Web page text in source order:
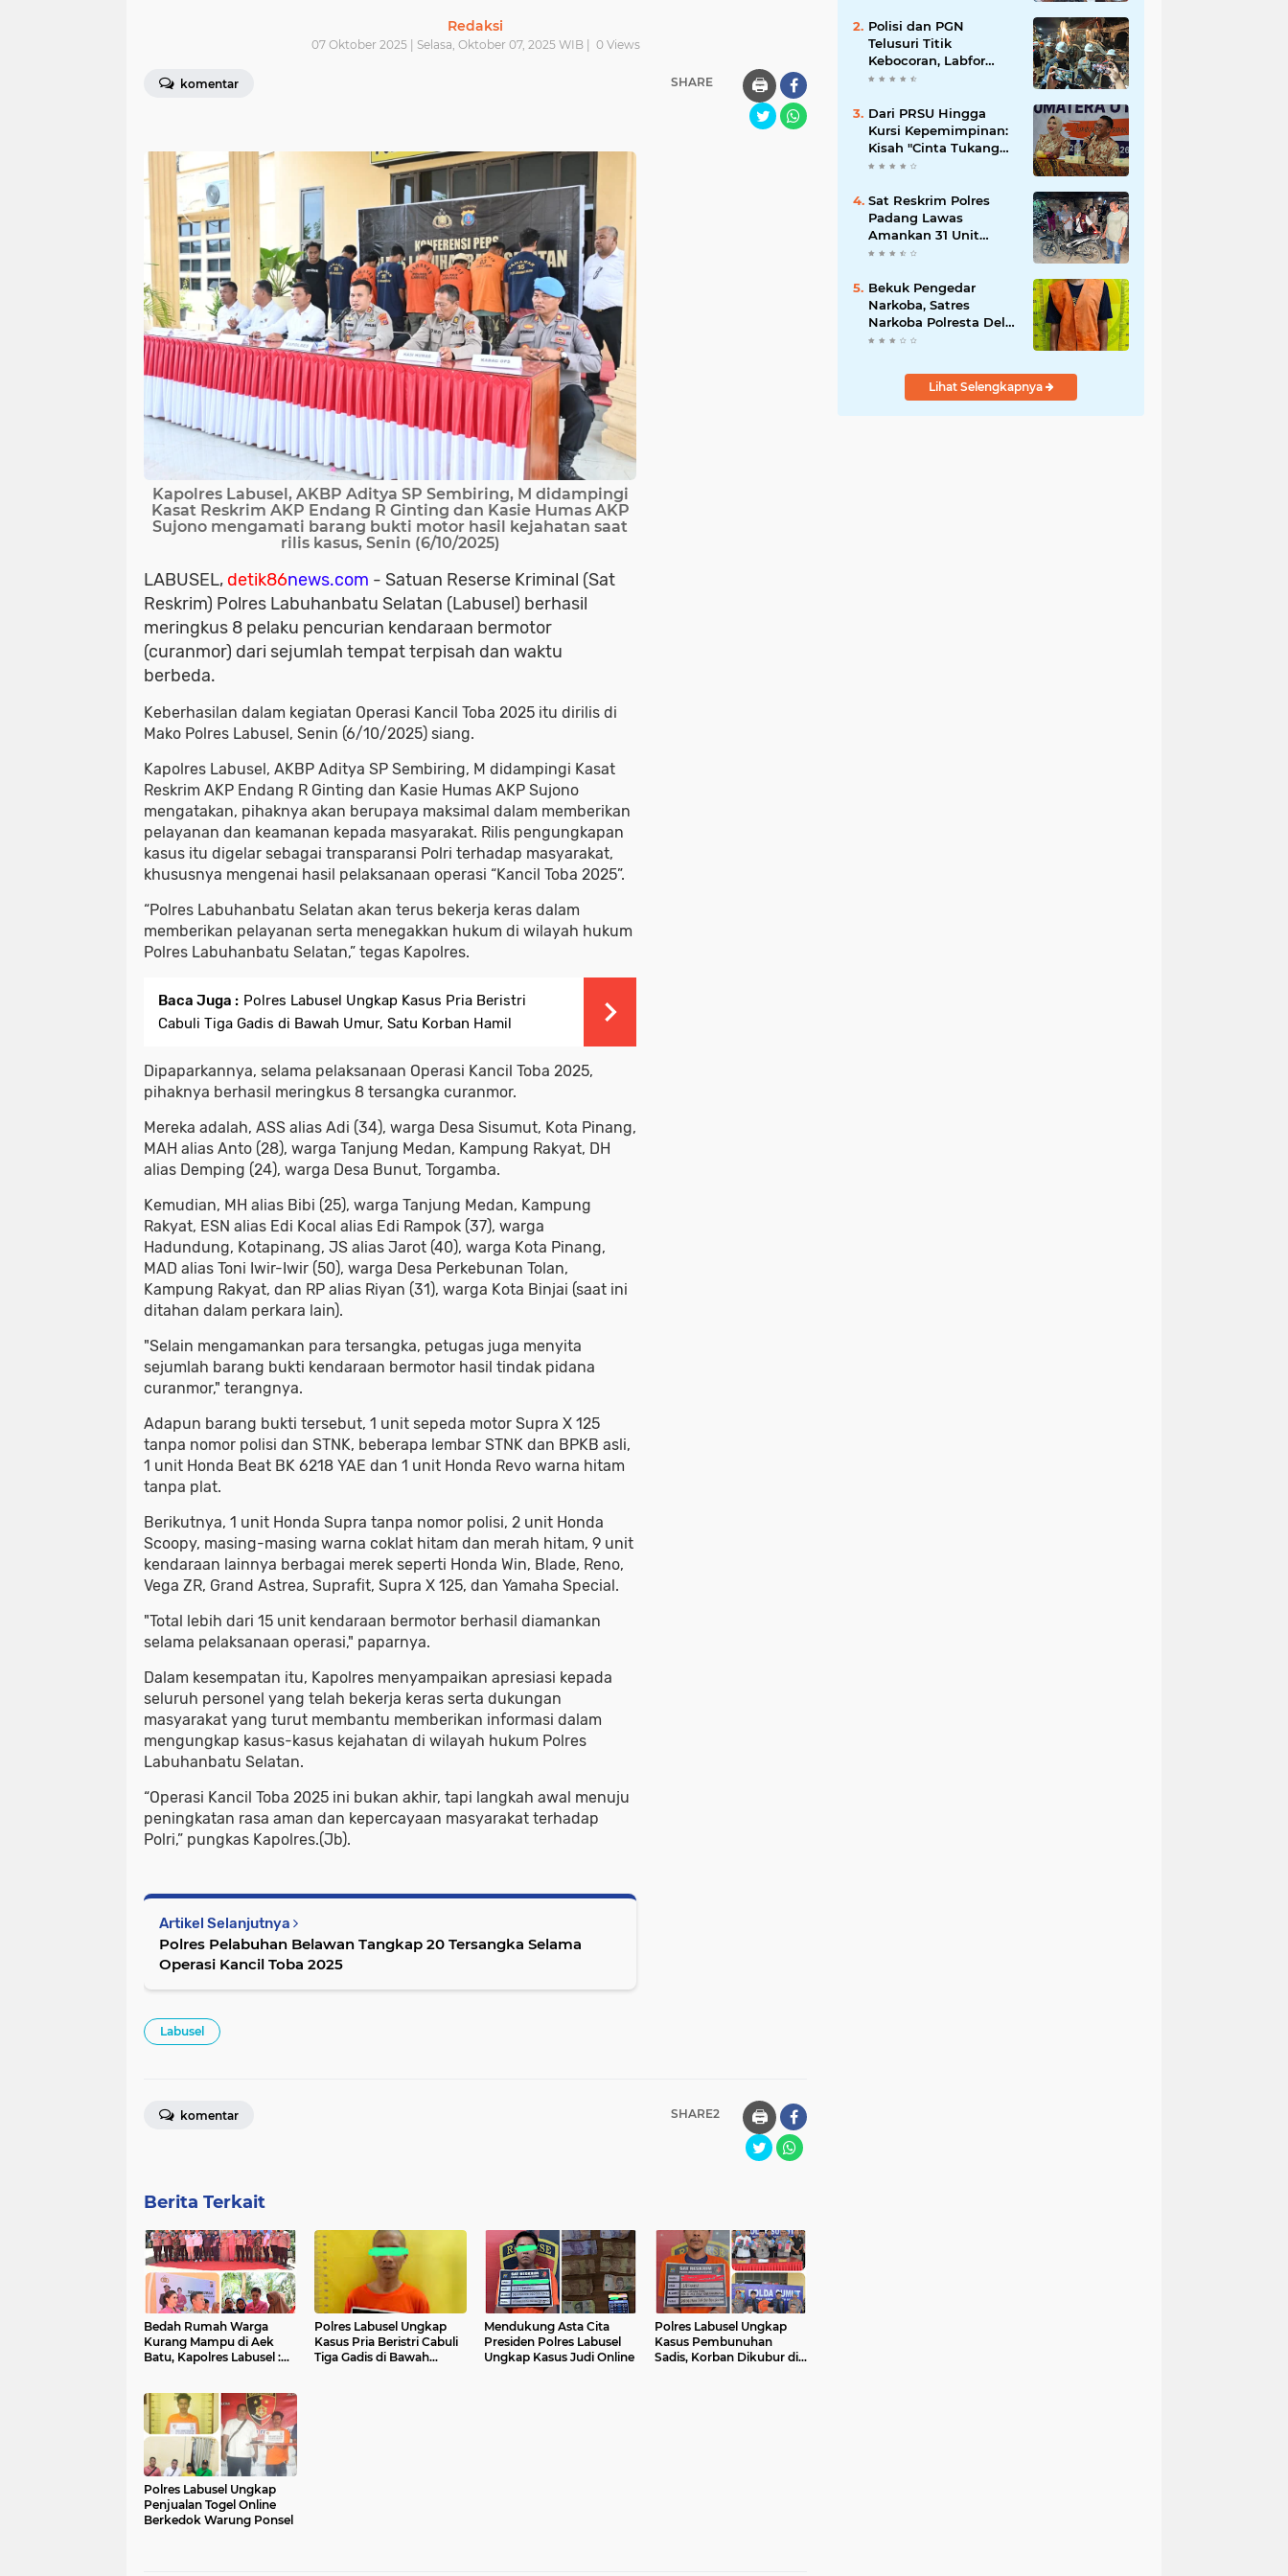
Redaksi
07 Oktober 2025 | Selasa, Oktober 07, 2025 WIB | 0Views
komentar SHARE 🖨️
Kapolres Labusel, AKBP Aditya SP Sembiring, M didampingi
Kasat Reskrim AKP Endang R Ginting dan Kasie Humas AKP
Sujono mengamati barang bukti motor hasil kejahatan saat
rilis kasus, Senin (6/10/2025)
LABUSEL, detik86news.com - Satuan Reserse Kriminal (Sat
Reskrim) Polres Labuhanbatu Selatan (Labusel) berhasil
meringkus 8 pelaku pencurian kendaraan bermotor
(curanmor) dari sejumlah tempat terpisah dan waktu
berbeda.
Keberhasilan dalam kegiatan Operasi Kancil Toba 2025 itu dirilis di
Mako Polres Labusel, Senin (6/10/2025) siang.
Kapolres Labusel, AKBP Aditya SP Sembiring, M didampingi Kasat
Reskrim AKP Endang R Ginting dan Kasie Humas AKP Sujono
mengatakan, pihaknya akan berupaya maksimal dalam memberikan
pelayanan dan keamanan kepada masyarakat. Rilis pengungkapan
kasus itu digelar sebagai transparansi Polri terhadap masyarakat,
khususnya mengenai hasil pelaksanaan operasi “Kancil Toba 2025”.
“Polres Labuhanbatu Selatan akan terus bekerja keras dalam
memberikan pelayanan serta menegakkan hukum di wilayah hukum
Polres Labuhanbatu Selatan,” tegas Kapolres.
Baca Juga : Polres Labusel Ungkap Kasus Pria Beristri
Cabuli Tiga Gadis di Bawah Umur, Satu Korban Hamil
Dipaparkannya, selama pelaksanaan Operasi Kancil Toba 2025,
pihaknya berhasil meringkus 8 tersangka curanmor.
Mereka adalah, ASS alias Adi (34), warga Desa Sisumut, Kota Pinang,
MAH alias Anto (28), warga Tanjung Medan, Kampung Rakyat, DH
alias Demping (24), warga Desa Bunut, Torgamba.
Kemudian, MH alias Bibi (25), warga Tanjung Medan, Kampung
Rakyat, ESN alias Edi Kocal alias Edi Rampok (37), warga
Hadundung, Kotapinang, JS alias Jarot (40), warga Kota Pinang,
MAD alias Toni Iwir-Iwir (50), warga Desa Perkebunan Tolan,
Kampung Rakyat, dan RP alias Riyan (31), warga Kota Binjai (saat ini
ditahan dalam perkara lain).
"Selain mengamankan para tersangka, petugas juga menyita
sejumlah barang bukti kendaraan bermotor hasil tindak pidana
curanmor," terangnya.
Adapun barang bukti tersebut, 1 unit sepeda motor Supra X 125
tanpa nomor polisi dan STNK, beberapa lembar STNK dan BPKB asli,
1 unit Honda Beat BK 6218 YAE dan 1 unit Honda Revo warna hitam
tanpa plat.
Berikutnya, 1 unit Honda Supra tanpa nomor polisi, 2 unit Honda
Scoopy, masing-masing warna coklat hitam dan merah hitam, 9 unit
kendaraan lainnya berbagai merek seperti Honda Win, Blade, Reno,
Vega ZR, Grand Astrea, Suprafit, Supra X 125, dan Yamaha Special.
"Total lebih dari 15 unit kendaraan bermotor berhasil diamankan
selama pelaksanaan operasi," paparnya.
Dalam kesempatan itu, Kapolres menyampaikan apresiasi kepada
seluruh personel yang telah bekerja keras serta dukungan
masyarakat yang turut membantu memberikan informasi dalam
mengungkap kasus-kasus kejahatan di wilayah hukum Polres
Labuhanbatu Selatan.
“Operasi Kancil Toba 2025 ini bukan akhir, tapi langkah awal menuju
peningkatan rasa aman dan kepercayaan masyarakat terhadap
Polri,” pungkas Kapolres.(Jb).
Artikel Selanjutnya
Polres Pelabuhan Belawan Tangkap 20 Tersangka Selama
Operasi Kancil Toba 2025
Labusel
SHARE2 🖨️
komentar
Berita Terkait
Bedah Rumah Warga
Kurang Mampu di Aek
Batu, Kapolres Labusel :
Polres Labusel Ungkap
Kasus Pria Beristri Cabuli
Tiga Gadis di Bawah
Mendukung Asta Cita
Presiden Polres Labusel
Ungkap Kasus Judi Online
Polres Labusel Ungkap
Kasus Pembunuhan
Sadis, Korban Dikubur di
Polres Labusel Ungkap
Penjualan Togel Online
Berkedok Warung Ponsel
Polisi dan PGN
Telusuri Titik
Kebocoran, Labfor
Pastikan Ledakan
Akumulasi Gas
Dari PRSU Hingga
Kursi Kepemimpinan:
Kisah "Cinta Tukang
Parkir"
Sat Reskrim Polres
Padang Lawas
Amankan 31 Unit
Sepeda Motor Diduga
Rumah Warga di Pasar
Latong
Bekuk Pengedar
Narkoba, Satres
Narkoba Polresta Deli
Serdang amankan
Lihat Selengkapnya